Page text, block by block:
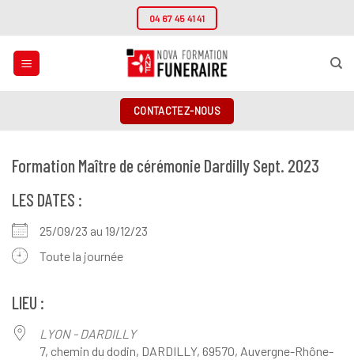
contenu
04 67 45 41 41
CONTACTEZ-NOUS
Formation Maître de cérémonie Dardilly Sept. 2023
LES DATES :
25/09/23 au 19/12/23
Toute la journée
LIEU :
LYON - DARDILLY
7, chemin du dodin, DARDILLY, 69570, Auvergne-Rhône-